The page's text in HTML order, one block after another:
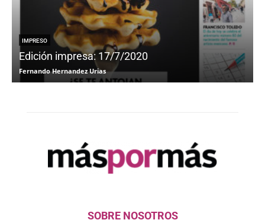
IMPRESO
Edición impresa: 17/7/2020
Fernando Hernandez Urias
SOBRE NOSOTROS